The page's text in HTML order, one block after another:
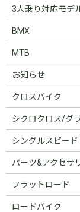
3人乗り対応モデ
BMX
MTB
お知らせ
クロスバイク
シクロクロス/グ
シングルスピード
パーツ&アクセサ
フラットロード
ロードバイク